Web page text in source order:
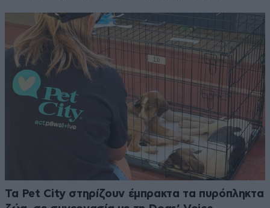
Τα Pet City στηρίζουν έμπρακτα τα πυρόπληκτα